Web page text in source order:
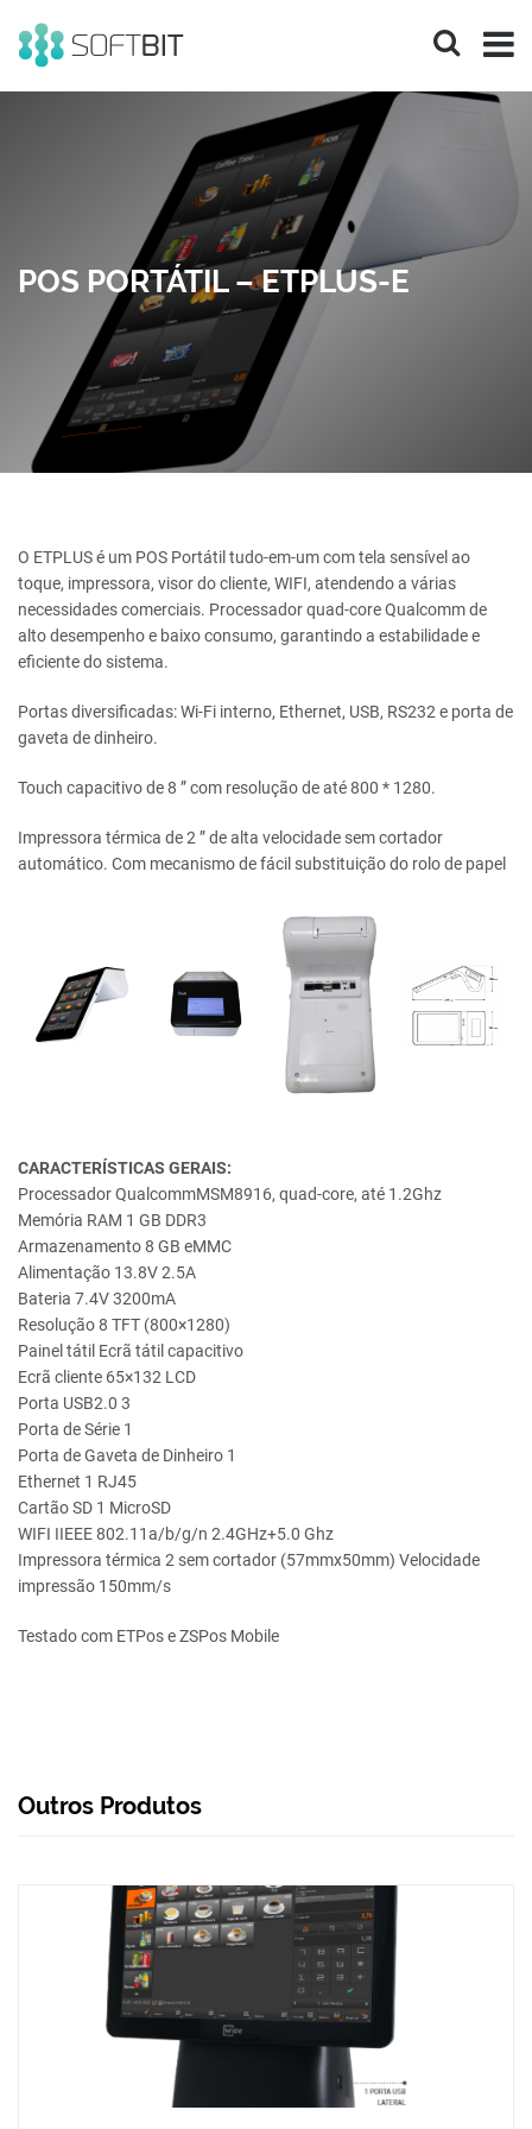
POS PORTÁTIL – ETPLUS-E
O ETPLUS é um POS Portátil tudo-em-um com tela sensível ao
toque, impressora, visor do cliente, WIFI, atendendo a várias
necessidades comerciais. Processador quad-core Qualcomm de
alto desempenho e baixo consumo, garantindo a estabilidade e
eficiente do sistema.
Portas diversificadas: Wi-Fi interno, Ethernet, USB, RS232 e porta de
gaveta de dinheiro.
Touch capacitivo de 8 ” com resolução de até 800 * 1280.
Impressora térmica de 2 ” de alta velocidade sem cortador
automático. Com mecanismo de fácil substituição do rolo de papel
CARACTERÍSTICAS GERAIS:
Processador QualcommMSM8916, quad-core, até 1.2Ghz
Memória RAM 1 GB DDR3
Armazenamento 8 GB eMMC
Alimentação 13.8V 2.5A
Bateria 7.4V 3200mA
Resolução 8 TFT (800×1280)
Painel tátil Ecrã tátil capacitivo
Ecrã cliente 65×132 LCD
Porta USB2.0 3
Porta de Série 1
Porta de Gaveta de Dinheiro 1
Ethernet 1 RJ45
Cartão SD 1 MicroSD
WIFI IIEEE 802.11a/b/g/n 2.4GHz+5.0 Ghz
Impressora térmica 2 sem cortador (57mmx50mm) Velocidade
impressão 150mm/s
Testado com ETPos e ZSPos Mobile
Outros Produtos